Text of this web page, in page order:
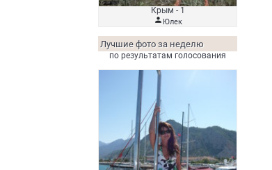
Крым - 1
 Юлек
Лучшие фото за неделю
по результатам голосования